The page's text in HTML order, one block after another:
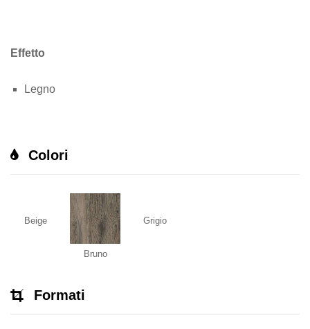
Effetto
Legno
Colori
Beige
Bruno
Grigio
Formati